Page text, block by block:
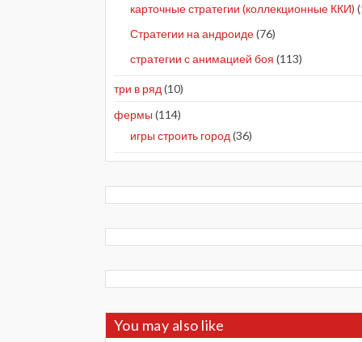
карточные стратегии (коллекционные ККИ)
Стратегии на андроиде(76)
стратегии с анимацией боя (113)
три в ряд (10)
фермы (114)
игры строить город (36)
You may also like